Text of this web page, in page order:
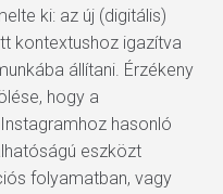
ki: az új (digitális)
kontextushoz igazítva
állítani. Érzékeny
hogy a
hasonló
eszközt
folyamatban, vagy